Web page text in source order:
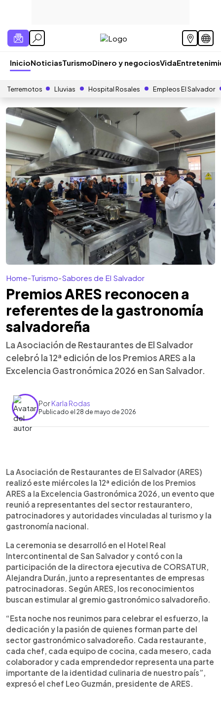
InicioNoticiasTurismoDinero y negociosVida
Terremotos Lluvias Hospital Rosales Empleos El Salvador
Home-Turismo-Sabores de El Salvador
Premios ARES reconocen a
referentes de la gastronomía
salvadoreña
La Asociación de Restaurantes de El Salvador
celebró la 12ª edición de los Premios ARES a la
Excelencia Gastronómica 2026 en San Salvador.
PorKarla Rodas
Publicado el 28 de mayo de 2026
► Escuchar artículo
La Asociación de Restaurantes de El Salvador
(ARES) realizó la 12ª edición de los Premios ARES
a la Excelencia Gastronómica 2026 en San
Salvador, donde reconoció a restaurantes, chefs
y empresarios del sector gastronómico nacional.
Durante la gala fueron premiados
y Restaurante Relajo, además de chefs y
emprendedores destacados. El evento reunió a
representantes del sector, patrocinadores y
autoridades vinculadas al turismo. ARES explicó
que algunas categorías fueron definidas por
votación del público y otras por un jurado
especializado. La asociación busca incentivar y
fortalecer la industria gastronómica salvadoreña a
través de estos reconocimientos.
La Asociación de Restaurantes de El Salvador (ARES)
realizó este miércoles la 12ª edición de los Premios
ARES a la Excelencia Gastronómica 2026, un evento que
reunió a representantes del sector restaurantero,
patrocinadores y autoridades vinculadas al turismo y la
gastronomía nacional.
La ceremonia se desarrolló en el Hotel Real
Intercontinental de San Salvador y contó con la
participación de la directora ejecutiva de CORSATUR,
Alejandra Durán, junto a representantes de empresas
patrocinadoras. Según ARES, los reconocimientos
buscan estimular al gremio gastronómico salvadoreño.
“Esta noche nos reunimos para celebrar el esfuerzo, la
dedicación y la pasión de quienes forman parte del
sector gastronómico salvadoreño. Cada restaurante,
cada chef, cada equipo de cocina, cada mesero, cada
colaborador y cada emprendedor representa una parte
importante de la identidad culinaria de nuestro país”,
expresó el chef Leo Guzmán, presidente de ARES.